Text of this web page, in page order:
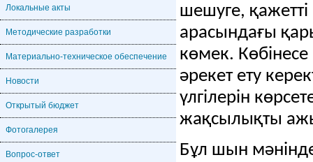
Локальные акты
Методические разработки
Материально-техническое обеспечение
Новости
Открытый бюджет
Фотогалерея
Вопрос-ответ
шешуге,
арасындағы
көмек.
әрекет ету
үлгілерін
жақсылықты
Бұл шын